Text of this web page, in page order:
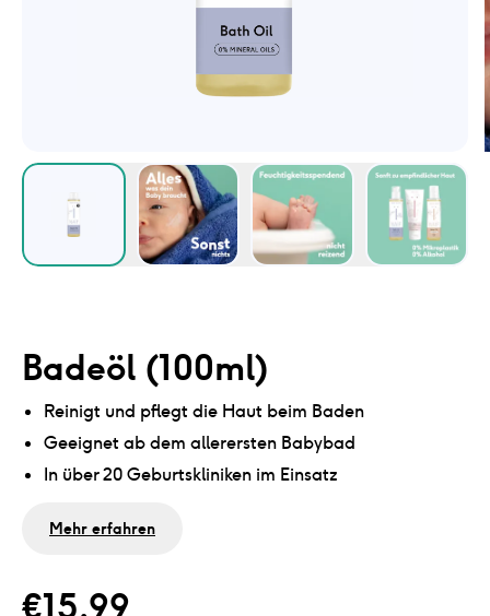
Badeöl (100ml)
Reinigt und pflegt die Haut beim Baden
Geeignet ab dem allerersten Babybad
In über 20 Geburtskliniken im Einsatz
Mehr erfahren
€15.99